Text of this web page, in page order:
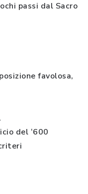
passi dal Sacro
favolosa,
del ‘600